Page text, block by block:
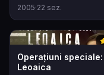
2005·22 sez.
0
Operațiuni speciale:
Leoaica